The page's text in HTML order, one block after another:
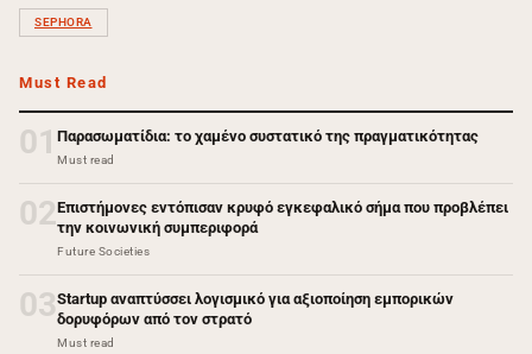
SEPHORA
Must Read
01 Παρασωματίδια: το χαμένο συστατικό της πραγματικότητας
Must read
02Επιστήμονες εντόπισαν κρυφό εγκεφαλικό σήμα που προβλέπει
την κοινωνική συμπεριφορά
Future Societies
03Startup αναπτύσσει λογισμικό για αξιοποίηση εμπορικών
δορυφόρων από τον στρατό
Must read